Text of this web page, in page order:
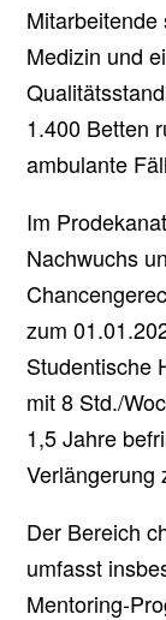
Medizin und
1.400 Betten
ambulante
Im
Nachwuchs
zum
Studentische
mit 8 Std./
1,5 Jahre
Verlängerung
Der Bereich
umfasst
Mentoring-